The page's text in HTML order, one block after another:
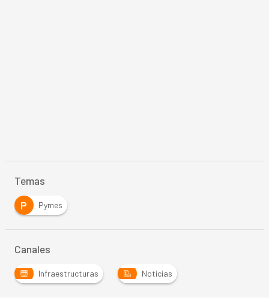
Temas
P
Pymes
Canales
Infraestructuras Noticias